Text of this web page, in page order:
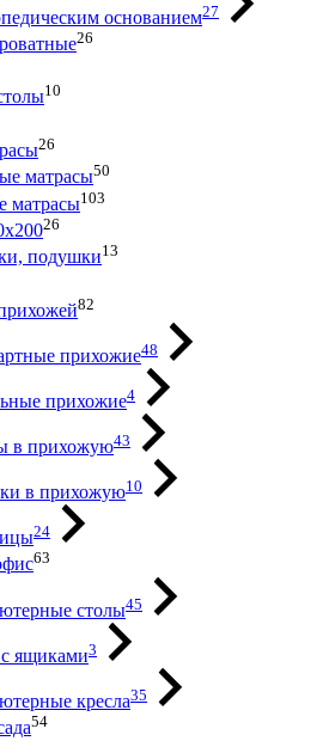
основанием27
26
10
26
матрасы50
матрасы103
26
подушки13
82
прихожие48
прихожие4
в прихожую43
в прихожую10
24
63
столы45
ящиками3
кресла35
54